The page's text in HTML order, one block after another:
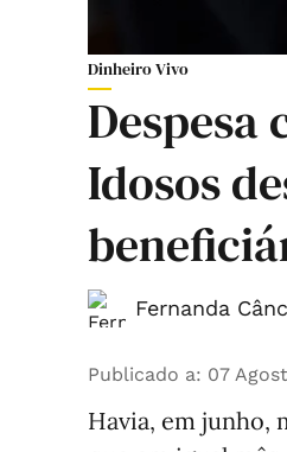
Dinheiro Vivo
Idosos
Fernanda
Publicado a: 07
Havia, em junho,